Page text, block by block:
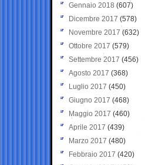
Gennaio 2018 (607)
Dicembre 2017 (578)
Novembre 2017 (632)
Ottobre 2017 (579)
Settembre 2017 (456)
Agosto 2017 (368)
Luglio 2017 (450)
Giugno 2017 (468)
Maggio 2017 (460)
Aprile 2017 (439)
Marzo 2017 (480)
Febbraio 2017 (420)